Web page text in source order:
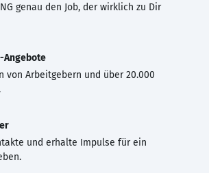
genau den Job, der wirklich zu Dir
Angebote
von Arbeitgebern und über 20.000
und erhalte Impulse für ein